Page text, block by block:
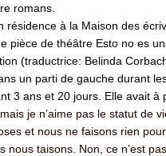
romans.
résidence à la Maison des
pièce de théâtre Esto no es
(traductrice: Belinda
un parti de gauche durant
3 ans et 20 jours. Elle avait à
je n’aime pas le statut de
et nous ne faisons rien
nous taisons. Non, ce n’est